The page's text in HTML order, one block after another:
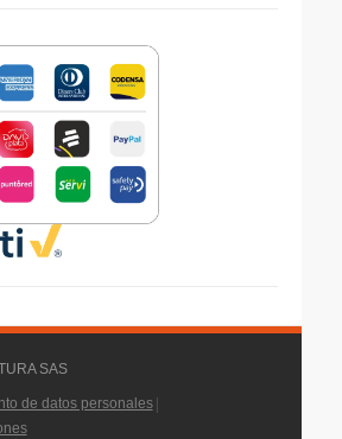
SAS
de datos personales|